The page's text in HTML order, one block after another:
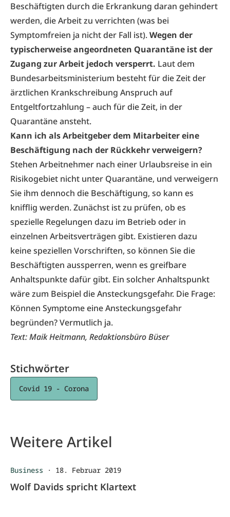
Beschäftigten durch die Erkrankung daran gehindert
werden, die Arbeit zu verrichten (was bei
Symptomfreien ja nicht der Fall ist).Wegen der
typischerweise angeordneten Quarantäne ist der
Zugang zur Arbeit jedoch versperrt. Laut dem
Bundesarbeitsministerium besteht für die Zeit der
ärztlichen Krankschreibung Anspruch auf
Entgeltfortzahlung – auch für die Zeit, in der
Quarantäne ansteht.
Kann ich als Arbeitgeber dem Mitarbeiter eine
Beschäftigung nach der Rückkehr verweigern?
Stehen Arbeitnehmer nach einer Urlaubsreise in ein
Risikogebiet nicht unter Quarantäne, und verweigern
Sie ihm dennoch die Beschäftigung, so kann es
knifflig werden. Zunächst ist zu prüfen, ob es
spezielle Regelungen dazu im Betrieb oder in
einzelnen Arbeitsverträgen gibt. Existieren dazu
keine speziellen Vorschriften, so können Sie die
Beschäftigten aussperren, wenn es greifbare
Anhaltspunkte dafür gibt. Ein solcher Anhaltspunkt
wäre zum Beispiel die Ansteckungsgefahr. Die Frage:
Können Symptome eine Ansteckungsgefahr
begründen? Vermutlich ja.
Text:Maik Heitmann, Redaktionsbüro Büser
Stichwörter
Covid 19 - Corona
Weitere Artikel
Business · 18. Februar 2019
Wolf Davids spricht Klartext